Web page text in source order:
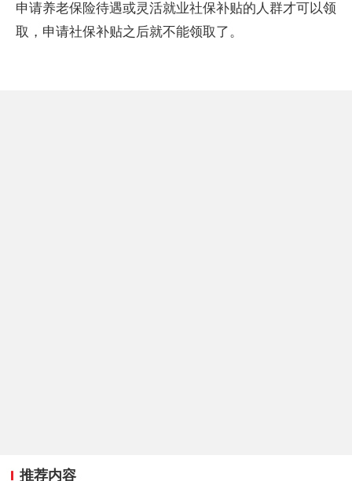
申请养老保险待遇或灵活就业社保补贴的人群才可以领
取，申请社保补贴之后就不能领取了。
推荐内容